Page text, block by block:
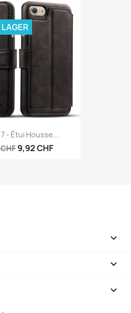
- Étui Housse...
9,92 CHF


